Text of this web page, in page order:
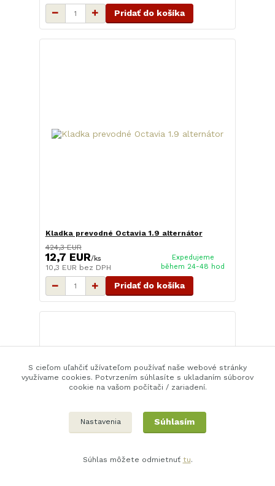
Pridať do košíka
Kladka prevodné Octavia 1.9 alternátor
424,3 EUR
12,7 EUR/ks
10,3 EUR bez DPH
Expedujeme
během 24-48 hod
Pridať do košíka
S cieľom uľahčiť užívateľom používať naše webové stránky
využívame cookies. Potvrzením súhlasíte s ukladaním súborov
cookie na vašom počítači / zariadení.
Nastavenia Súhlasím
Súhlas môžete odmietnuť tu.